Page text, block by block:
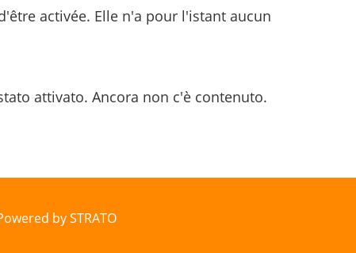
activée. Elle n'a pour l'istant aucun
attivato. Ancora non c'è contenuto.
by STRATO